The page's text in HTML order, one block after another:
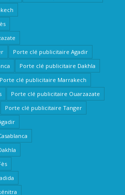
Porte clé publicitaire Agadir
Porte clé publicitaire Dakhla
Porte clé publicitaire Marrakech
Porte clé publicitaire Ouarzazate
Porte clé publicitaire Tanger